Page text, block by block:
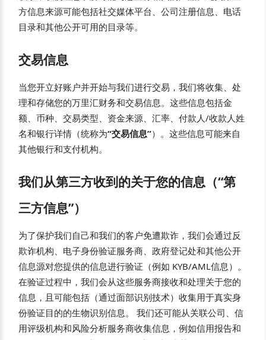
方信息来源可能包括社交媒体平台、公司注册信息、电话
目录和其他公开可用的目录等。
交易信息
当您开立好账户并开始与我们进行交易，我们将收集、处
理和存储您的万里汇财务和交易信息。这些信息包括金
额、币种、交易类型、资金来源、汇率、付款人/收款人姓
名和银行详情（统称为“交易信息”）。这些信息可能来自
其他银行和支付机构。
我们从第三方收到的关于您的信息（“第
三方信息”）
为了保护我们自己和我们的客户免遭欺诈，我们会通过反
欺诈机构、电子身份验证服务商、政府登记处和其他公开
信息源对您提供的信息进行验证（例如 KYB/AML信息）。
在验证过程中，我们会从这些服务商接收和处理关于您的
信息，且可能包括（通过面部识别技术）收集用于真实身
份验证目的的生物识别信息。 我们还可能从关联公司、信
用评级机构和风险分析服务商收集信息，例如信用报告和